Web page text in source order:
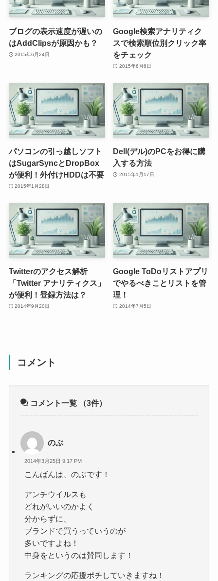
ブログの表示速度が遅いの
はAddClipsが原因かも？
2015年6月24日
Google検索アナリティク
スで検索順位別クリック率
をチェック
2015年6月6日
パソコンの引っ越しソフト
はSugarSyncとDropBox
が便利！外付けHDDは不要
2015年1月28日
Dell(デル)のPCをお得に購
入する方法
2015年1月17日
Twitterのアクセス解析
「Twitter アナリティクス」
が便利！登録方法は？
2014年9月20日
Google ToDoリストアプリ
でやるべきことリストを管
理！
2014年7月5日
コメント
コメント一覧 （3件）
のぶ
2014年3月25日 9:17 PM
こんばんは、のぶです！
アンチウイルスも
どれがいいのかよく
分からずに、
ブランドで買うっていうのが
多いですよね！
中身をというのは賛同します！
ランキングの応援ポチしていきますね！